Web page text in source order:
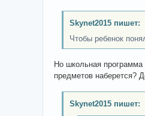
Skynet2015 пишет:
Чтобы ребенок
Но школьная программа
предметов наберется?
Skynet2015 пишет: